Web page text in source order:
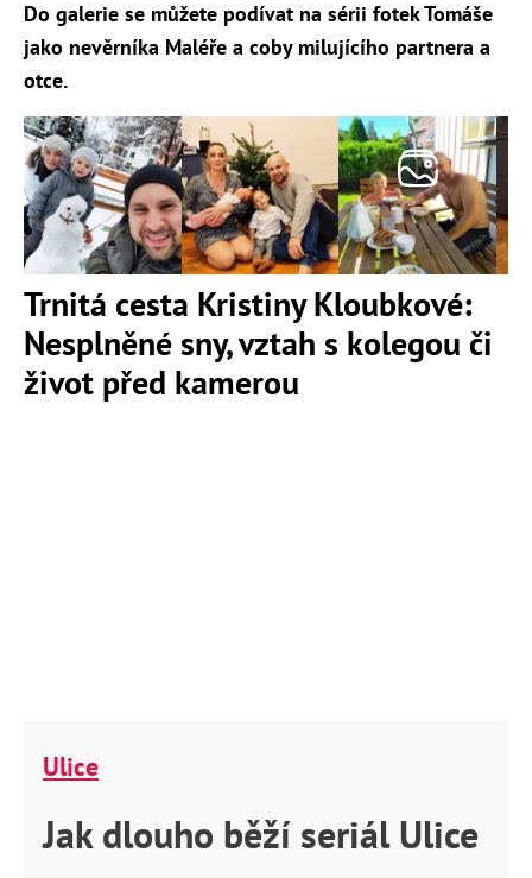
Do galerie se můžete podívat na sérii fotek Tomáše
jako nevěrníka Maléře a coby milujícího partnera a
otce.
Trnitá cesta Kristiny Kloubkové:
Nesplněné sny, vztah s kolegou či
život před kamerou
Ulice
Jak dlouho běží seriál Ulice